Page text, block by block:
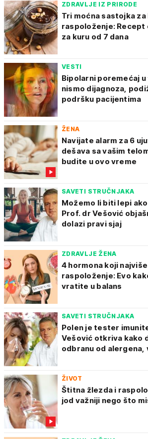
ZDRAVLJE IZ PRIRODE
Tri moćna sastojka za
raspoloženje:
za kuru od 7 dana
VESTI
Bipolarni poremećaj u
nismo dijagnoza,
podršku pacijentima
ŽENA
Navijate alarm za 6
dešava sa vašim
budite u ovo vreme
SAVETI STRUČNJAKA
Možemo li biti lepi
Prof. dr Vešović
dolazi pravi sjaj
ZDRAVLJE ŽENA
4 hormona koji
raspoloženje: Evo
vratite u balans
SAVETI STRUČNJAKA
Polen je tester
Vešović otkriva kako
odbranu od
ŽIVOT
Štitna žlezda i
jod važniji nego što